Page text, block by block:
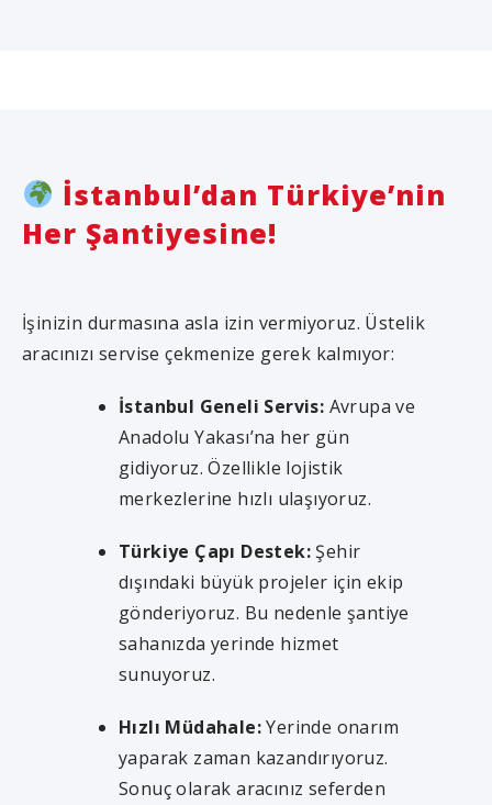
İstanbul’dan Türkiye’nin
Her Şantiyesine!
İşinizin durmasına asla izin vermiyoruz. Üstelik
aracınızı servise çekmenize gerek kalmıyor:
İstanbul Geneli Servis: Avrupa ve
Anadolu Yakası’na her gün
gidiyoruz. Özellikle lojistik
merkezlerine hızlı ulaşıyoruz.
Türkiye Çapı Destek:Şehir
dışındaki büyük projeler için ekip
gönderiyoruz. Bu nedenle şantiye
sahanızda yerinde hizmet
sunuyoruz.
Hızlı Müdahale:Yerinde onarım
yaparak zaman kazandırıyoruz.
Sonuç olarak aracınız seferden